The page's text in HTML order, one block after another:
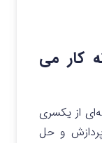
کار می
از یکسری
پردازش و حل